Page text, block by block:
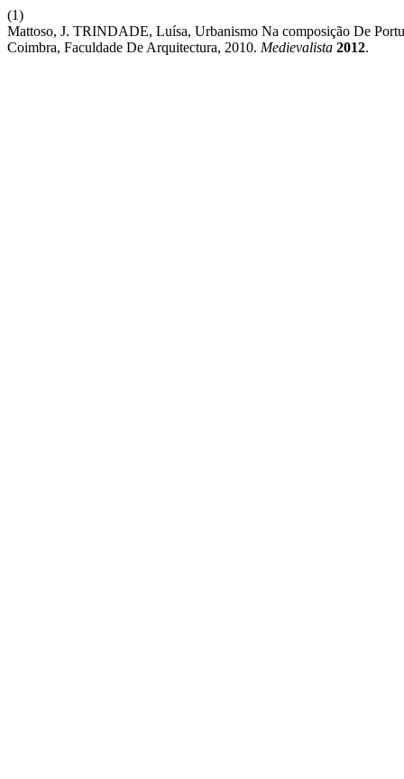
(1)
Mattoso, J. TRINDADE, Luísa, Urbanismo Na composição De
Coimbra, Faculdade De Arquitectura, 2010. Medievalista 2012.